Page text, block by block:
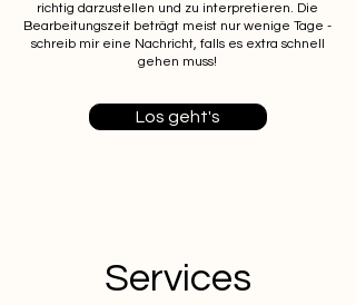
richtig darzustellen und zu interpretieren. Die
Bearbeitungszeit beträgt meist nur wenige Tage -
schreib mir eine Nachricht, falls es extra schnell
gehen muss!
Los geht's
Services